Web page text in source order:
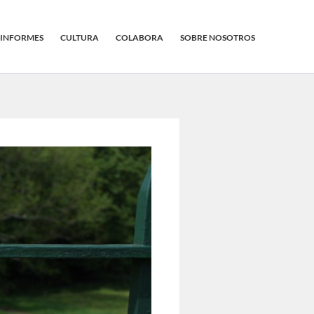
INFORMES CULTURA COLABORA SOBRE NOSOTROS